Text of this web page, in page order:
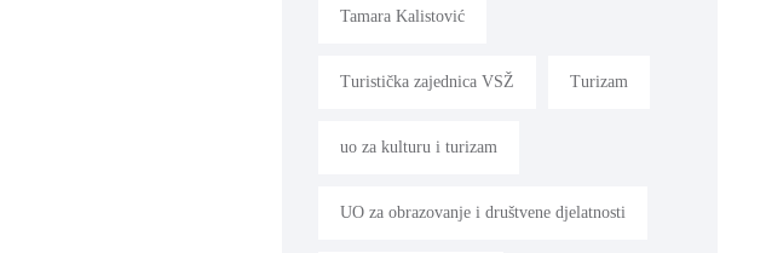
Tamara Kalistović
Turistička zajednica VSŽ Turizam
uo za kulturu i turizam
UO za obrazovanje i društvene djelatnosti